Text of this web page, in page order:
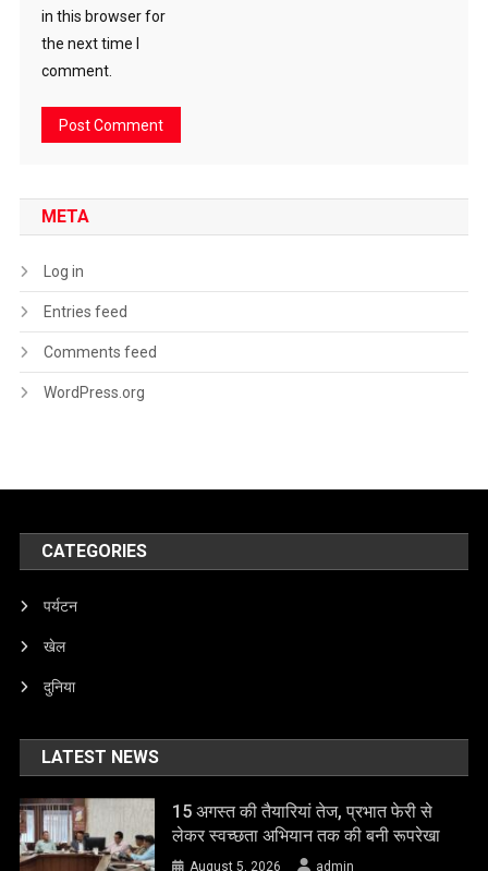
in this browser for
the next time I
comment.
META
Log in
Entries feed
Comments feed
WordPress.org
CATEGORIES
पर्यटन
खेल
दुनिया
LATEST NEWS
15 अगस्त की तैयारियां तेज, प्रभात फेरी से
लेकर स्वच्छता अभियान तक की बनी रूपरेखा
August 5, 2026 admin